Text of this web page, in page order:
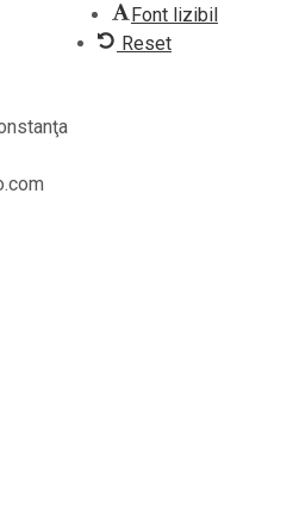
Font lizibil
Reset